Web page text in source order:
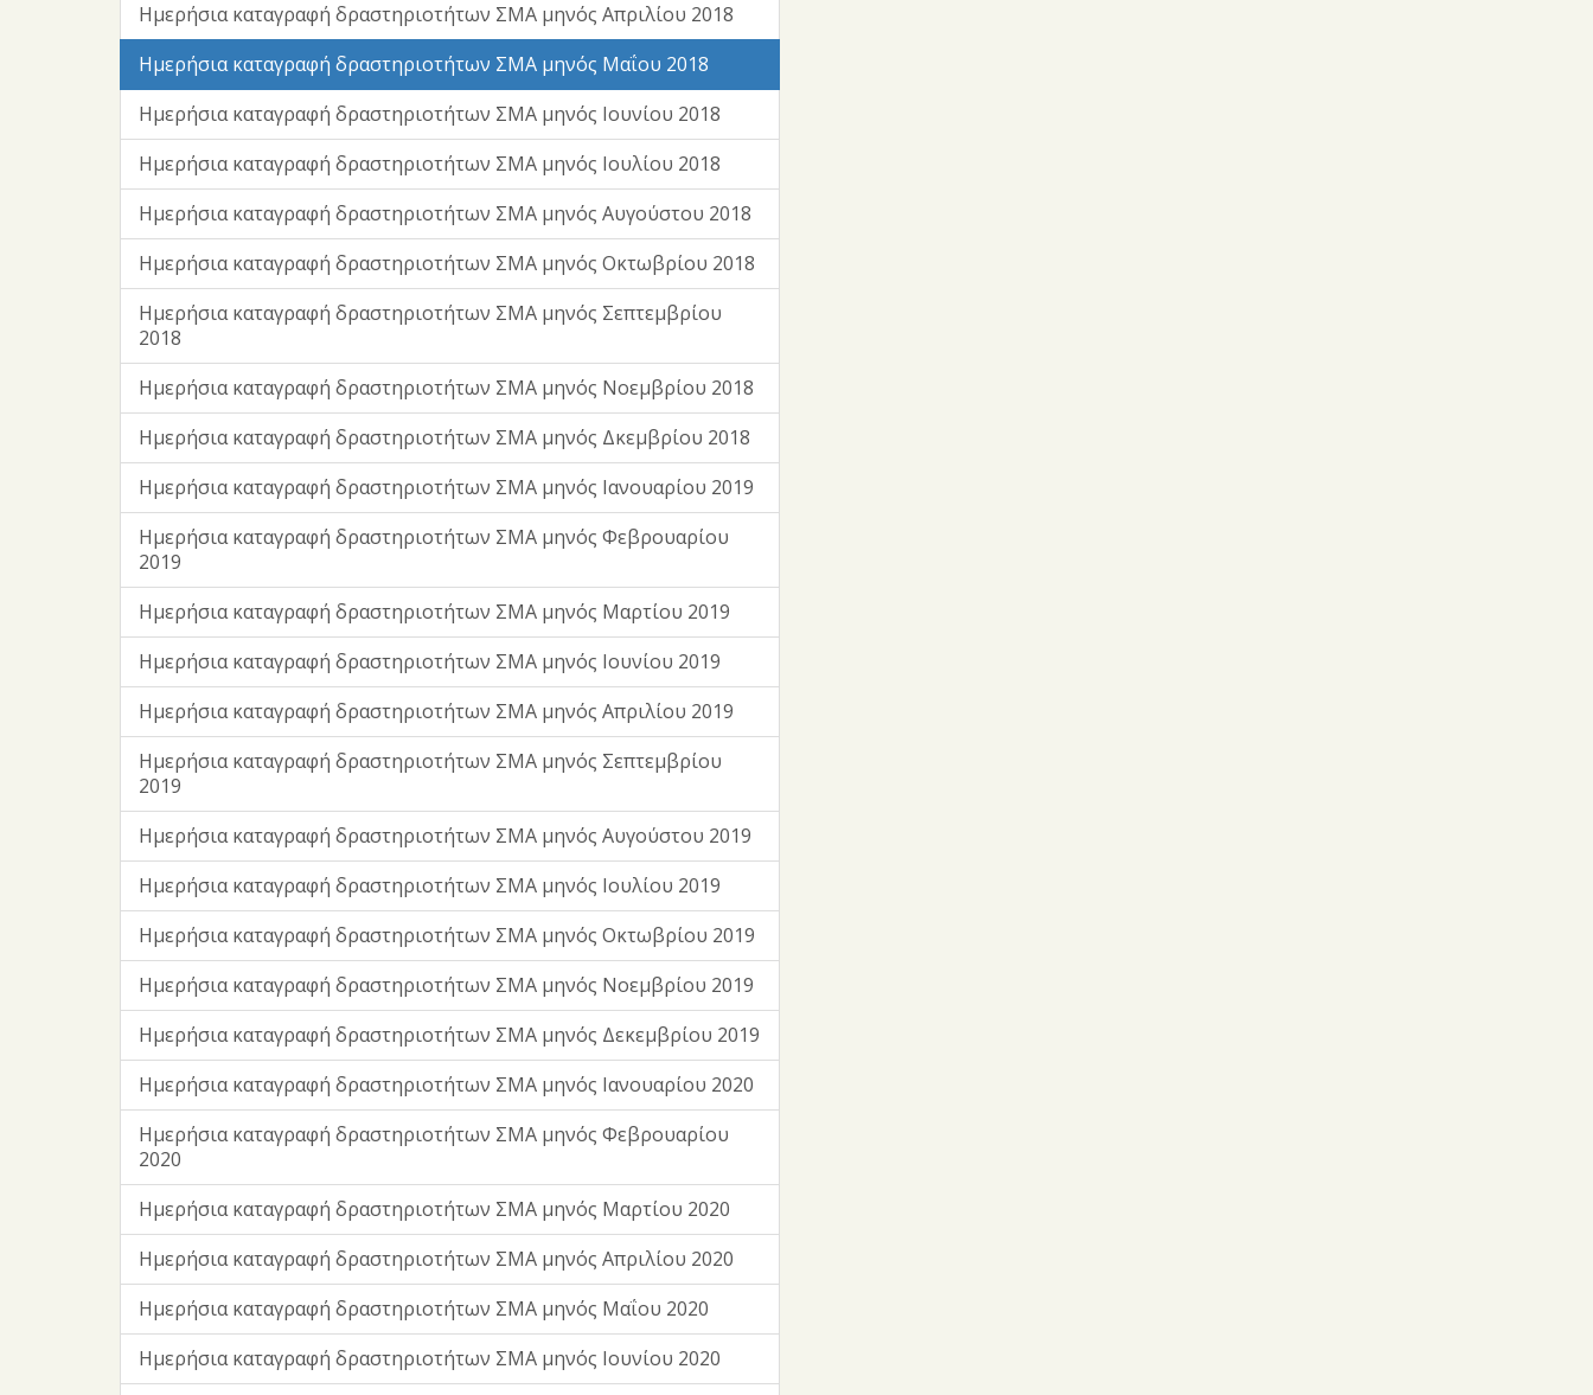
Ημερήσια καταγραφή δραστηριοτήτων ΣΜΑ μηνός Απριλίου 2018
Ημερήσια καταγραφή δραστηριοτήτων ΣΜΑ μηνός Μαΐου 2018
Ημερήσια καταγραφή δραστηριοτήτων ΣΜΑ μηνός Ιουνίου 2018
Ημερήσια καταγραφή δραστηριοτήτων ΣΜΑ μηνός Ιουλίου 2018
Ημερήσια καταγραφή δραστηριοτήτων ΣΜΑ μηνός Αυγούστου 2018
Ημερήσια καταγραφή δραστηριοτήτων ΣΜΑ μηνός Οκτωβρίου 2018
Ημερήσια καταγραφή δραστηριοτήτων ΣΜΑ μηνός Σεπτεμβρίου
2018
Ημερήσια καταγραφή δραστηριοτήτων ΣΜΑ μηνός Νοεμβρίου 2018
Ημερήσια καταγραφή δραστηριοτήτων ΣΜΑ μηνός Δκεμβρίου 2018
Ημερήσια καταγραφή δραστηριοτήτων ΣΜΑ μηνός Ιανουαρίου 2019
Ημερήσια καταγραφή δραστηριοτήτων ΣΜΑ μηνός Φεβρουαρίου
2019
Ημερήσια καταγραφή δραστηριοτήτων ΣΜΑ μηνός Μαρτίου 2019
Ημερήσια καταγραφή δραστηριοτήτων ΣΜΑ μηνός Ιουνίου 2019
Ημερήσια καταγραφή δραστηριοτήτων ΣΜΑ μηνός Απριλίου 2019
Ημερήσια καταγραφή δραστηριοτήτων ΣΜΑ μηνός Σεπτεμβρίου
2019
Ημερήσια καταγραφή δραστηριοτήτων ΣΜΑ μηνός Αυγούστου 2019
Ημερήσια καταγραφή δραστηριοτήτων ΣΜΑ μηνός Ιουλίου 2019
Ημερήσια καταγραφή δραστηριοτήτων ΣΜΑ μηνός Οκτωβρίου 2019
Ημερήσια καταγραφή δραστηριοτήτων ΣΜΑ μηνός Νοεμβρίου 2019
Ημερήσια καταγραφή δραστηριοτήτων ΣΜΑ μηνός Δεκεμβρίου 2019
Ημερήσια καταγραφή δραστηριοτήτων ΣΜΑ μηνός Ιανουαρίου 2020
Ημερήσια καταγραφή δραστηριοτήτων ΣΜΑ μηνός Φεβρουαρίου
2020
Ημερήσια καταγραφή δραστηριοτήτων ΣΜΑ μηνός Μαρτίου 2020
Ημερήσια καταγραφή δραστηριοτήτων ΣΜΑ μηνός Απριλίου 2020
Ημερήσια καταγραφή δραστηριοτήτων ΣΜΑ μηνός Μαΐου 2020
Ημερήσια καταγραφή δραστηριοτήτων ΣΜΑ μηνός Ιουνίου 2020